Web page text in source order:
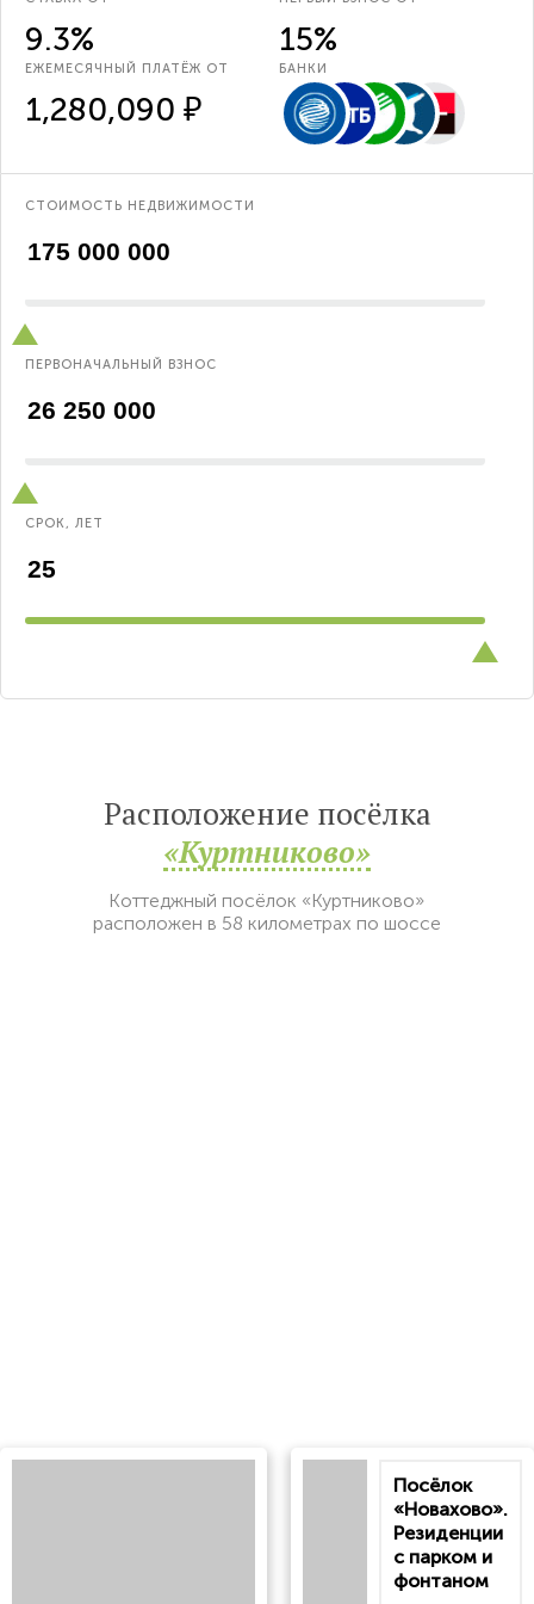
9.3% 15%
ЕЖЕМЕСЯЧНЫЙ ПЛАТЁЖ ОТ
1,280,090 ₽
БАНКИ
СТОИМОСТЬ НЕДВИЖИМОСТИ
ПЕРВОНАЧАЛЬНЫЙ ВЗНОС
СРОК, ЛЕТ
Расположение посёлка
«Куртниково»
Коттеджный посёлок «Куртниково»
расположен в 58 километрах по шоссе
Посёлок
«Новахово».
Резиденции
с парком и
фонтаном